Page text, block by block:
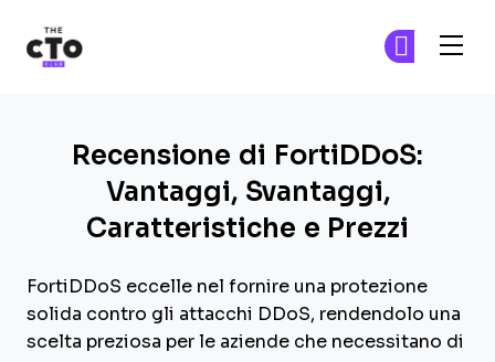
Recensione di FortiDDoS:
Vantaggi, Svantaggi,
Caratteristiche e Prezzi
FortiDDoS eccelle nel fornire una protezione
solida contro gli attacchi DDoS, rendendolo una
scelta preziosa per le aziende che necessitano di